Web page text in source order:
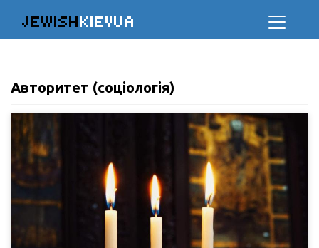
JEWISHKIEVUA
Авторитет (соціологія)